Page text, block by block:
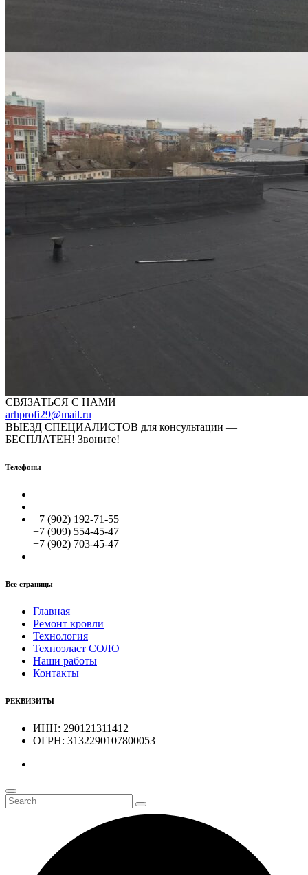
СВЯЗАТЬСЯ С НАМИ
arhprofi29@mail.ru
ВЫЕЗД СПЕЦИАЛИСТОВ для консультации —
БЕСПЛАТЕН! Звоните!
Телефоны
+7 (902) 192-71-55
+7 (909) 554-45-47
+7 (902) 703-45-47
Все страницы
Главная
Ремонт кровли
Технология
Техноэласт СОЛО
Наши работы
Контакты
РЕКВИЗИТЫ
ИНН: 290121311412
ОГРН: 3132290107800053